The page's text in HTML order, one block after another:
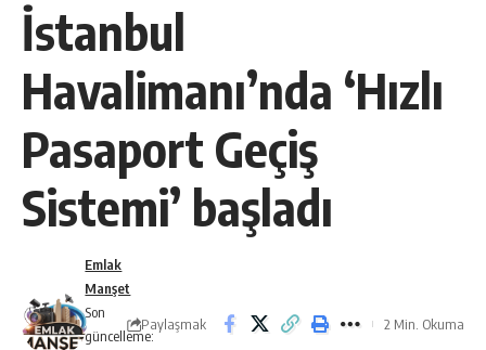
İstanbul
Havalimanı’nda ‘Hızlı
Pasaport Geçiş
Sistemi’ başladı
Son
güncelleme:
Emlak
Manşet
Paylaşmak 2 Min. Okuma